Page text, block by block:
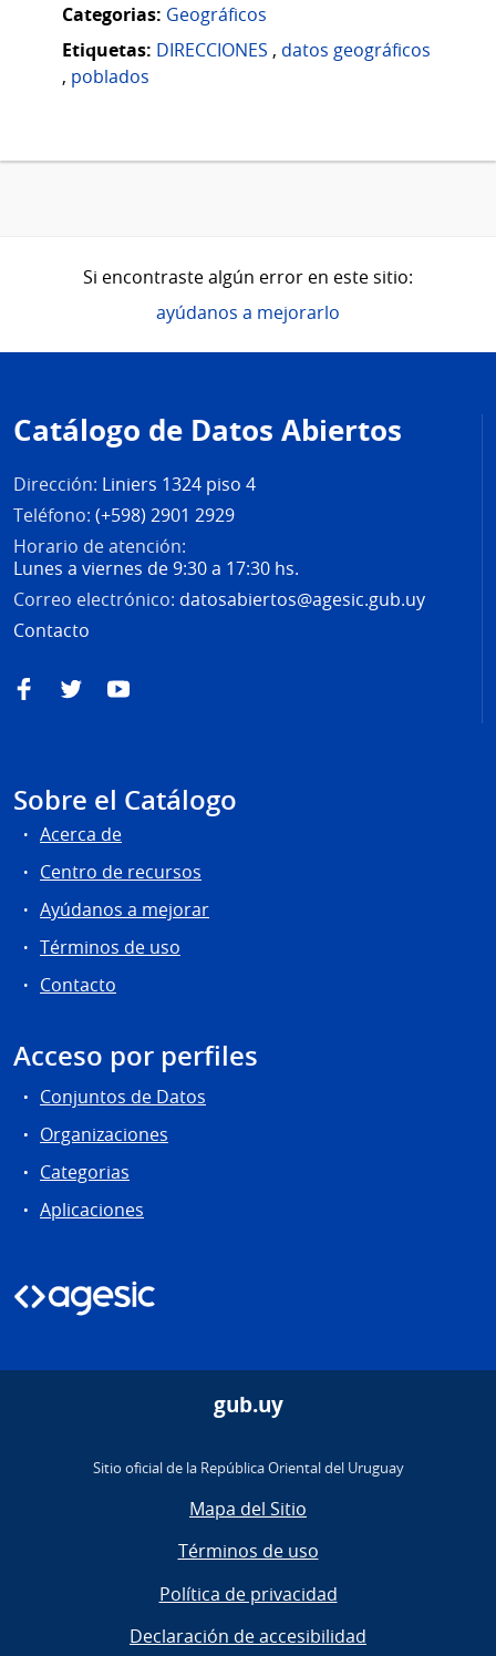
Categorias: Geográficos
Etiquetas: DIRECCIONES , datos geográficos
, poblados
Si encontraste algún error en este sitio:
ayúdanos a mejorarlo
de
página
Catálogo de Datos Abiertos
Dirección: Liniers 1324 piso 4
Teléfono: (+598) 2901 2929
Horario de atención:
Lunes a viernes de 9:30 a 17:30 hs.
Correo electrónico: datosabiertos@agesic.gub.uy
Contacto
FacebookTwitterYouTube
Sobre el Catálogo
Acerca de
Centro de recursos
Ayúdanos a mejorar
Términos de uso
Contacto
Acceso por perfiles
Conjuntos de Datos
Organizaciones
Categorias
Aplicaciones
gub.uy
Sitio oficial de la República Oriental del Uruguay
Mapa del Sitio
Términos de uso
Política de privacidad
Declaración de accesibilidad